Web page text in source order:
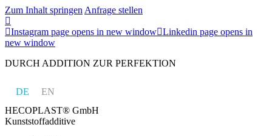
Zum Inhalt springen Anfrage stellen
Instagram page opens in new window Linkedin page opens in
new window
DURCH ADDITION ZUR PERFEKTION
DE
EN
HECOPLAST® GmbH
Kunststoffadditive